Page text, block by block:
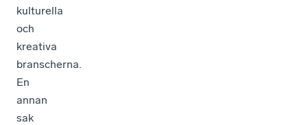
kulturella
och
kreativa
branscherna.
En
annan
sak